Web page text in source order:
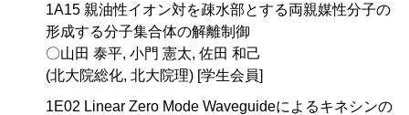
1A15 親油性イオン対を疎水部とする両親媒性分子の
形成する分子集合体の解離制御
〇山田 泰平, 小門 憲太, 佐田 和己
(北大院総化, 北大院理) [学生会員]
1E02 Linear Zero Mode Waveguideによるキネシンの